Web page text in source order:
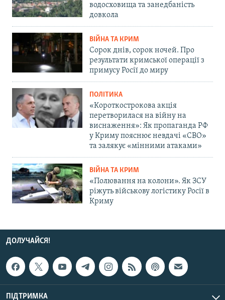
водосховища та занедбаність
довкола
ВІЙНА ТА КРИМ
Сорок днів, сорок ночей. Про
результати кримської операції з
примусу Росії до миру
ПОЛІТИКА
«Короткострокова акція
перетворилася на війну на
виснаження»: Як пропаганда РФ
у Криму пояснює невдачі «СВО»
та залякує «мінними атаками»
ВІЙНА ТА КРИМ
«Полювання на колони». Як ЗСУ
ріжуть військову логістику Росії в
Криму
ДОЛУЧАЙСЯ!
ПІДТРИМКА